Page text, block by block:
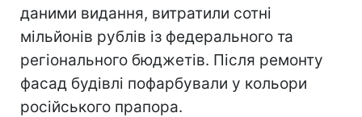
даними видання, витратили сотні
мільйонів рублів із федерального та
регіонального бюджетів. Після ремонту
фасад будівлі пофарбували у кольори
російського прапора.